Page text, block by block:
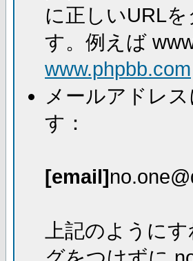
に正しいURL
す。例えば
www.phpbb.com
メールアドレ
す：
[email]
上記のように